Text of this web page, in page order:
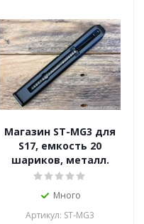
Магазин ST-MG3 для
S17, емкость 20
шариков, металл.
Много
Артикул: ST-MG3